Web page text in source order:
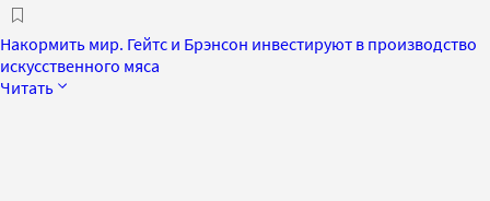
Накормить мир. Гейтс и Брэнсон инвестируют в производство
искусственного мяса
Читать